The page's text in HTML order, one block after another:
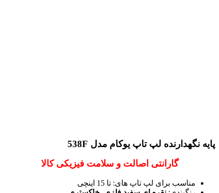
پایه نگهدارنده لپ تاپ یوکام مدل 538F
گارانتی اصالت و سلامت فیزیکی کالا
مناسب برای لپ تاپ های: تا 15 اینچی